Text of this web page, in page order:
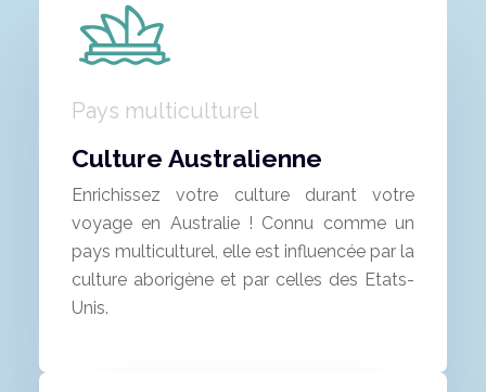
Pays multiculturel
Culture Australienne
Enrichissez votre culture durant votre
voyage en Australie ! Connu comme un
pays multiculturel, elle est influencée par la
culture aborigène et par celles des Etats-
Unis.